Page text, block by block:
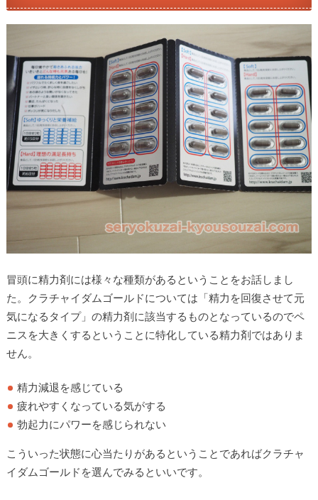
冒頭に精力剤には様々な種類があるということをお話しまし
た。クラチャイダムゴールドについては「精力を回復させて元
気になるタイプ」の精力剤に該当するものとなっているのでペ
ニスを大きくするということに特化している精力剤ではありま
せん。
精力減退を感じている
疲れやすくなっている気がする
勃起力にパワーを感じられない
こういった状態に心当たりがあるということであればクラチャ
イダムゴールドを選んでみるといいです。